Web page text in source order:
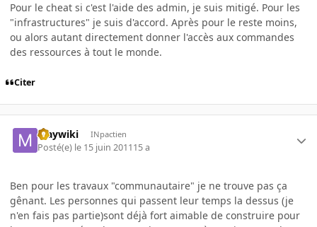
Pour le cheat si c'est l'aide des admin, je suis mitigé. Pour les
"infrastructures" je suis d'accord. Après pour le reste moins,
ou alors autant directement donner l'accès aux commandes
des ressources à tout le monde.
Citer
Maywiki INpactien
Posté(e) le 15 juin 201115 a
Ben pour les travaux "communautaire" je ne trouve pas ça
gênant. Les personnes qui passent leur temps la dessus (je
n'en fais pas partie)sont déjà fort aimable de construire pour